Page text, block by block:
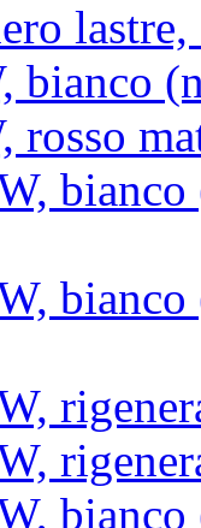
lastre,
bianco
rosso
bianco
bianco